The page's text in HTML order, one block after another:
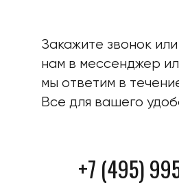
Закажите звонок
нам в мессенджер
мы ответим в
Все для вашего
+7 (495)